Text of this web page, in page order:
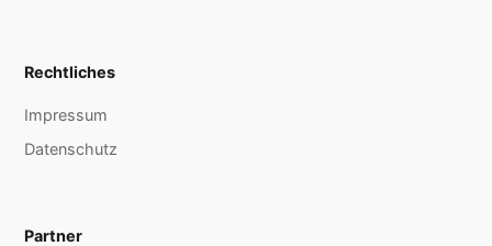
Rechtliches
Impressum
Datenschutz
Partner